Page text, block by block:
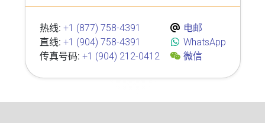
热线: +1 (877) 758-4391
直线: +1 (904) 758-4391
传真号码: +1 (904) 212-0412
电邮
WhatsApp
微信